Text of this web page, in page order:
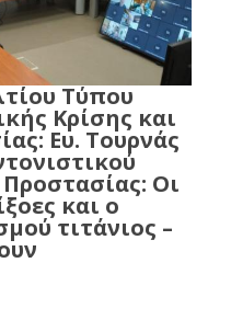
Τύπου
Κρίσης και
Ευ. Τουρνάς
Οι
και ο
τιτάνιος –